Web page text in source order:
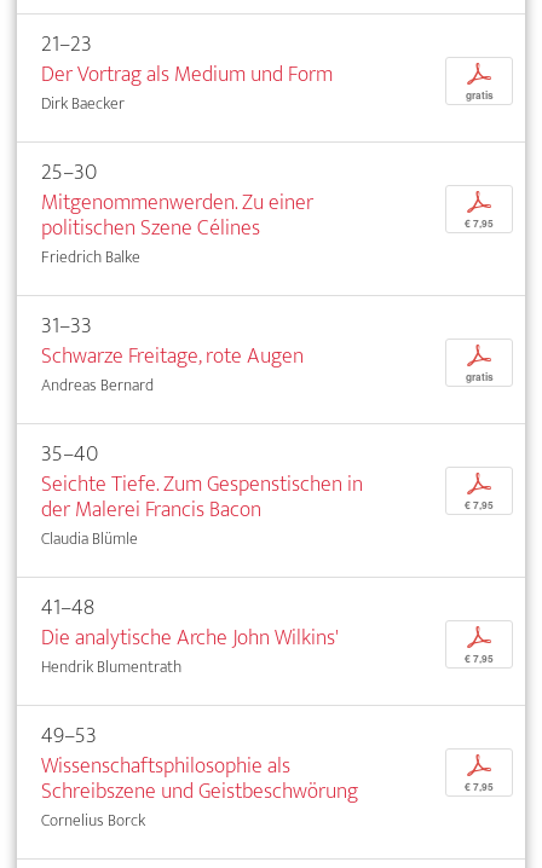
21–23
Der Vortrag als Medium und Form
Dirk Baecker
p
gratis
25–30
Mitgenommenwerden. Zu einer
politischen Szene Célines
Friedrich Balke
p
€ 7,95
31–33
Schwarze Freitage, rote Augen
Andreas Bernard
p
gratis
35–40
Seichte Tiefe. Zum Gespenstischen in
der Malerei Francis Bacon
Claudia Blümle
p
€ 7,95
41–48
Die analytische Arche John Wilkins'
Hendrik Blumentrath
p
€ 7,95
49–53
Wissenschaftsphilosophie als
Schreibszene und Geistbeschwörung
Cornelius Borck
p
€ 7,95